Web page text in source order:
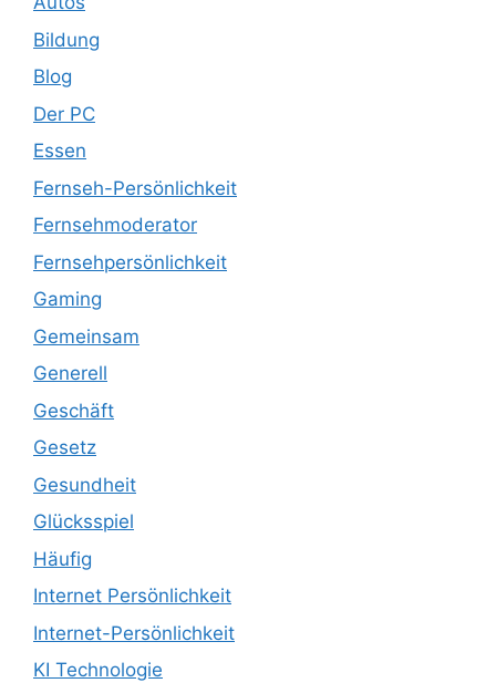
Bildung
Blog
Der PC
Essen
Fernseh-Persönlichkeit
Fernsehmoderator
Fernsehpersönlichkeit
Gaming
Gemeinsam
Generell
Geschäft
Gesetz
Gesundheit
Glücksspiel
Häufig
Internet Persönlichkeit
Internet-Persönlichkeit
KI Technologie